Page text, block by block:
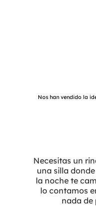
Nos han vendido la
Necesitas un
una silla
la noche te
lo contamos
nada de